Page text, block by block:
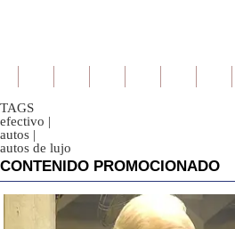
TAGS
efectivo |
autos |
autos de lujo